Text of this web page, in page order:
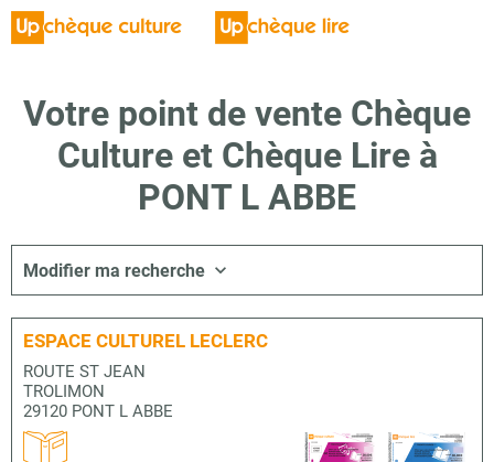
Votre point de vente Chèque
Culture et Chèque Lire à
PONT L ABBE
Modifier ma recherche
ESPACE CULTUREL LECLERC
ROUTE ST JEAN
TROLIMON
29120 PONT L ABBE